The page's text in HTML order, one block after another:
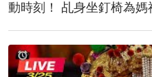
動時刻！ 乩身坐釘椅為媽